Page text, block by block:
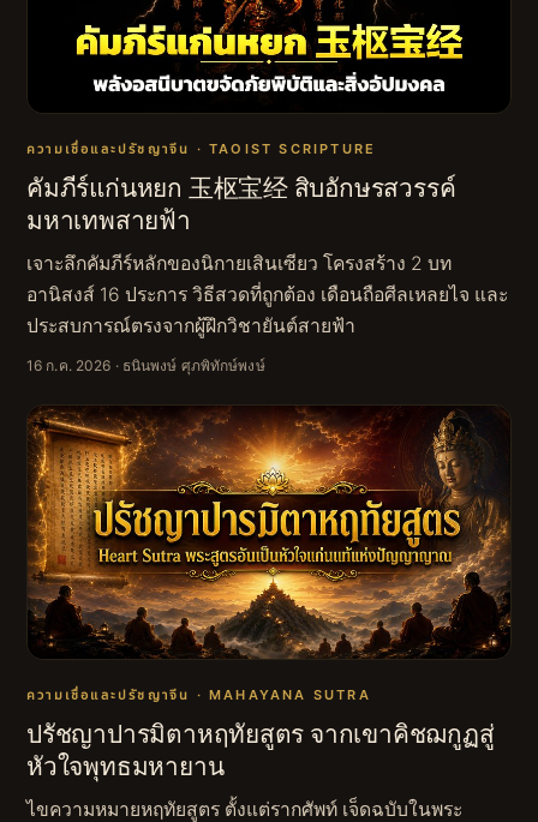
ความเชื่อและปรัชญาจีน · TAOIST SCRIPTURE
คัมภีร์แก่นหยก 玉枢宝经 สิบอักษรสวรรค์
มหาเทพสายฟ้า
เจาะลึกคัมภีร์หลักของนิกายเสินเซียว โครงสร้าง 2 บท
อานิสงส์ 16 ประการ วิธีสวดที่ถูกต้อง เดือนถือศีลเหลยไจ และ
ประสบการณ์ตรงจากผู้ฝึกวิชายันต์สายฟ้า
16 ก.ค. 2026 · ธนินพงษ์ ศุภพิทักษ์พงษ์
ความเชื่อและปรัชญาจีน · MAHAYANA SUTRA
ปรัชญาปารมิตาหฤทัยสูตร จากเขาคิชฌกูฏสู่
หัวใจพุทธมหายาน
ไขความหมายหฤทัยสูตร ตั้งแต่รากศัพท์ เจ็ดฉบับในพระ